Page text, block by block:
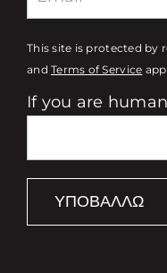
This site is protected by
andTerms of Service
If you are
ΥΠΟΒΆΛΛΩ